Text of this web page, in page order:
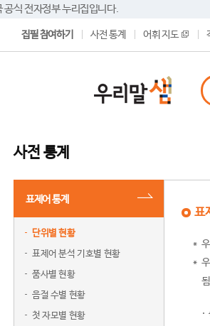
공식 전자정부 누리집입니다.
집필 참여하기 사전 통계 어휘 지도
사전 통계
표제어 통계
단위별 현황
표제어 분석 기호별 현황
품사별 현황
음절 수별 현황
첫 자모별 현황
표